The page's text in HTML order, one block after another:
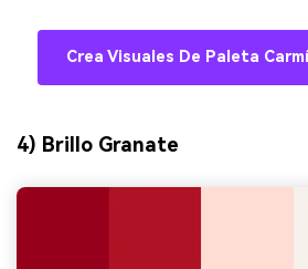
Crea Visuales De Paleta
4) Brillo Granate